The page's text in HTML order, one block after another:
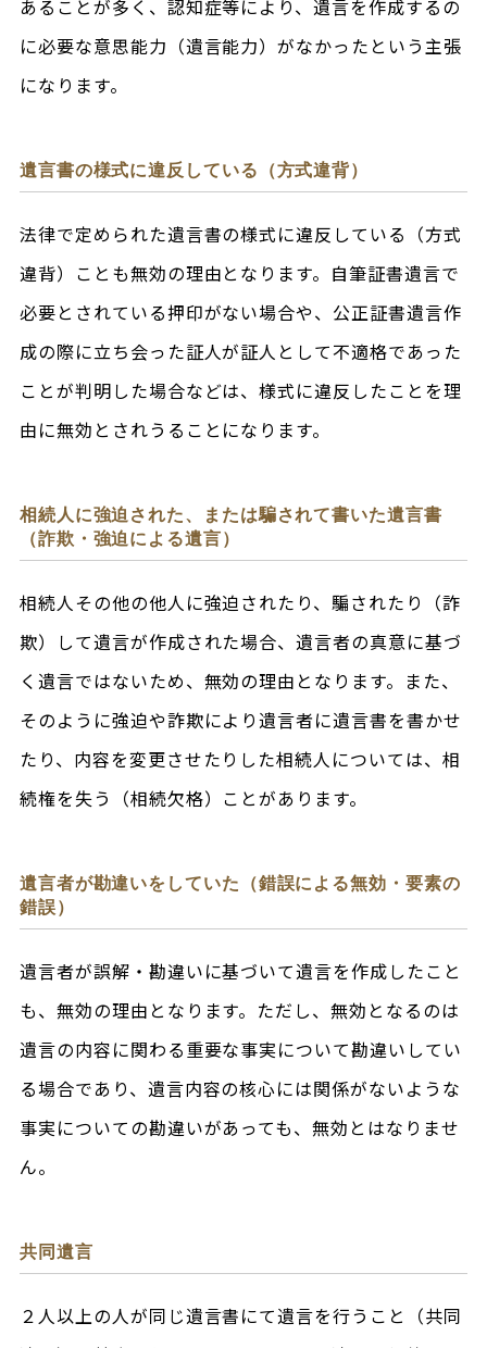
あることが多く、認知症等により、遺言を作成するの
に必要な意思能力（遺言能力）がなかったという主張
になります。
遺言書の様式に違反している（方式違背）
法律で定められた遺言書の様式に違反している（方式
違背）ことも無効の理由となります。自筆証書遺言で
必要とされている押印がない場合や、公正証書遺言作
成の際に立ち会った証人が証人として不適格であった
ことが判明した場合などは、様式に違反したことを理
由に無効とされうることになります。
相続人に強迫された、または騙されて書いた遺言書
（詐欺・強迫による遺言）
相続人その他の他人に強迫されたり、騙されたり（詐
欺）して遺言が作成された場合、遺言者の真意に基づ
く遺言ではないため、無効の理由となります。また、
そのように強迫や詐欺により遺言者に遺言書を書かせ
たり、内容を変更させたりした相続人については、相
続権を失う（相続欠格）ことがあります。
遺言者が勘違いをしていた（錯誤による無効・要素の
錯誤）
遺言者が誤解・勘違いに基づいて遺言を作成したこと
も、無効の理由となります。ただし、無効となるのは
遺言の内容に関わる重要な事実について勘違いしてい
る場合であり、遺言内容の核心には関係がないような
事実についての勘違いがあっても、無効とはなりませ
ん。
共同遺言
２人以上の人が同じ遺言書にて遺言を行うこと（共同